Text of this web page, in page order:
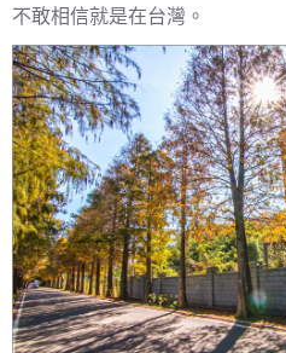
不敢相信就是在台灣。